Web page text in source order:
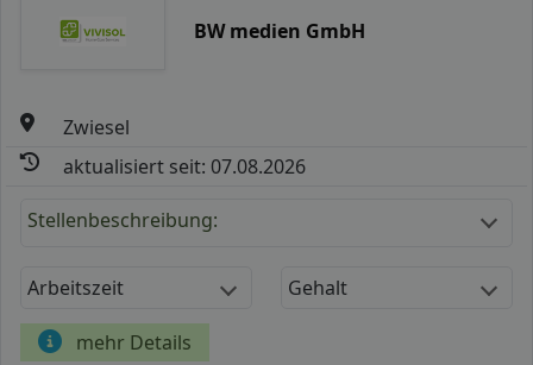
BW medien GmbH
Zwiesel
aktualisiert seit: 07.08.2026
Stellenbeschreibung:
Arbeitszeit Gehalt
mehr Details